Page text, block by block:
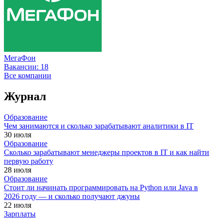
МегаФон
Вакансии: 18
Все компании
Журнал
Образование
Чем занимаются и сколько зарабатывают аналитики в IT
30 июля
Образование
Сколько зарабатывают менеджеры проектов в IT и как найти
первую работу
28 июля
Образование
Стоит ли начинать программировать на Python или Java в
2026 году — и сколько получают джуны
22 июля
Зарплаты